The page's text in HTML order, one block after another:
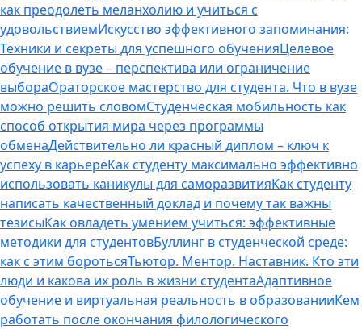
как преодолеть меланхолию и учиться с
удовольствиемИскусство эффективного запоминания:
Техники и секреты для успешного обученияЦелевое
обучение в вузе – перспектива или ограничение
выбораОраторское мастерство для студента. Что в вузе
можно решить словомСтуденческая мобильность как
способ открытия мира через программы
обменаДействительно ли красный диплом – ключ к
успеху в карьереКак студенту максимально эффективно
использовать каникулы для саморазвитияКак студенту
написать качественный доклад и почему так важны
тезисыКак овладеть умением учиться: эффективные
методики для студентовБуллинг в студенческой среде:
как с этим боротьсяТьютор. Ментор. Наставник. Кто эти
люди и какова их роль в жизни студентаАдаптивное
обучение и виртуальная реальность в образованииКем
работать после окончания филологического